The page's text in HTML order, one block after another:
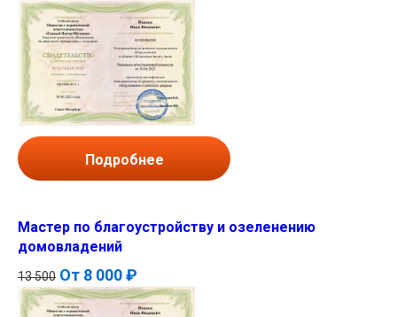
Подробнее
Мастер по благоустройству и озеленению
домовладений
13 500 От 8 000 ₽